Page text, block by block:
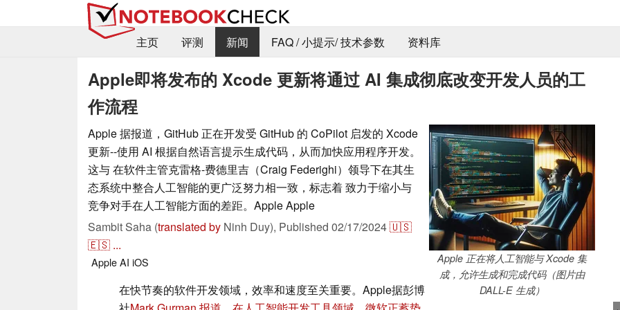
主页 评测 新闻 FAQ / 小提示/ 技术参数 资料库
Apple即将发布的 Xcode 更新将通过 AI 集成彻底改变开发人员的工
作流程
Apple 正在将人工智能与 Xcode 集
成，允许生成和完成代码（图片由
DALL-E 生成）
Apple 据报道，GitHub 正在开发受 GitHub 的 CoPilot 启发的 Xcode
更新--使用 AI 根据自然语言提示生成代码，从而加快应用程序开发。
这与 在软件主管克雷格-费德里吉（Craig Federighi）领导下在其生
态系统中整合人工智能的更广泛努力相一致，标志着 致力于缩小与
竞争对手在人工智能方面的差距。Apple Apple
Sambit Saha (translated by Ninh Duy), Published 02/17/2024🇺🇸
🇪🇸 ...
AppleAI iOS
在快节奏的软件开发领域，效率和速度至关重要。Apple据彭博